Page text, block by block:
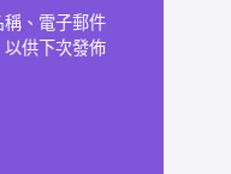
稱、電子郵件
供下次發佈